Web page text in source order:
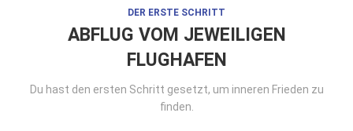
DER ERSTE SCHRITT
ABFLUG VOM JEWEILIGEN
FLUGHAFEN
Du hast den ersten Schritt gesetzt, um inneren Frieden zu
finden.